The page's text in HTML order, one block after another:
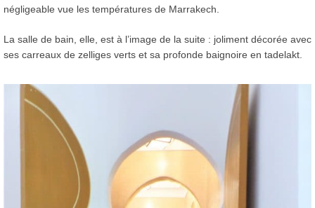
négligeable vue les températures de Marrakech.
La salle de bain, elle, est à l’image de la suite : joliment décorée avec
ses carreaux de zelliges verts et sa profonde baignoire en tadelakt.